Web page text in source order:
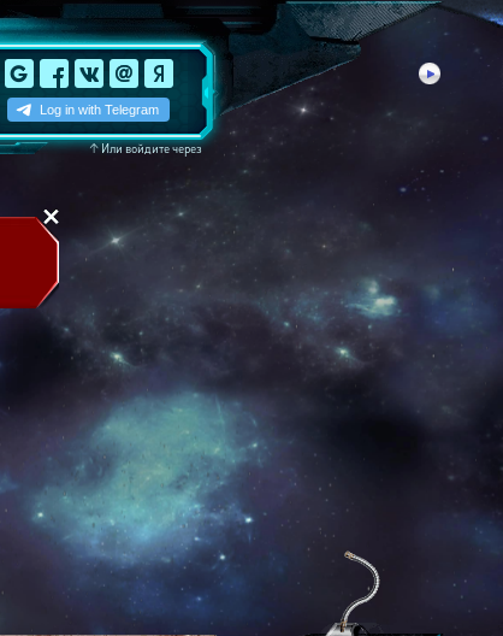
↑Или войдите через